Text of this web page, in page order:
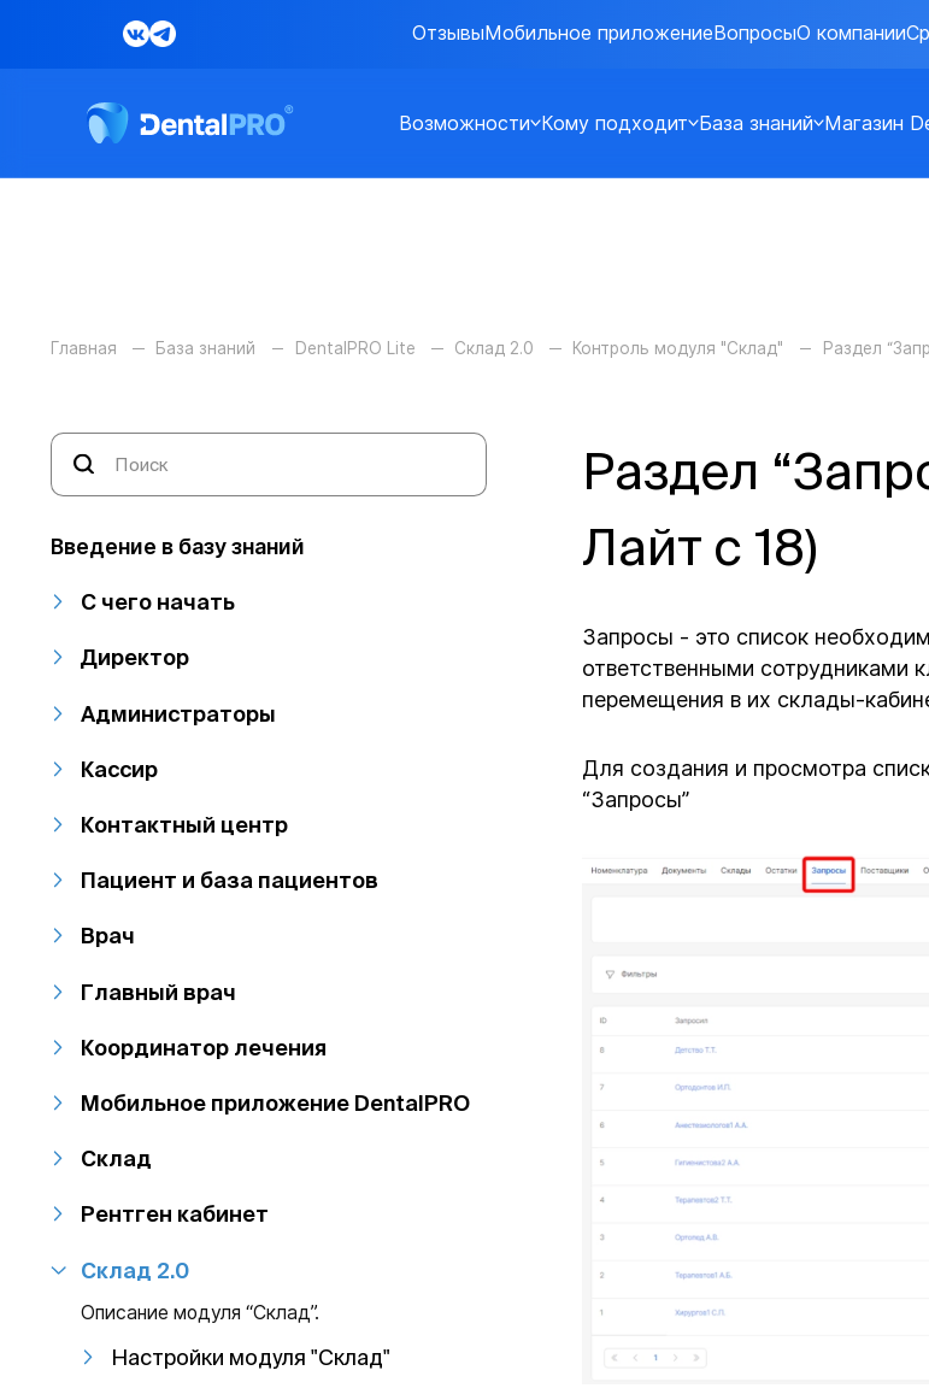
ОтзывыМобильное приложениеВопросыО компании
Возможности Кому подходит База знаний Магазин
Главная База знаний DentalPRO Lite Склад 2.0 Контроль модуля "Склад" Раздел
Введение в базу знаний
С чего начать
Директор
Администраторы
Кассир
Контактный центр
Пациент и база пациентов
Врач
Главный врач
Координатор лечения
Мобильное приложение DentalPRO
Склад
Рентген кабинет
Склад 2.0
Описание модуля “Склад”.
Настройки модуля "Склад"
Раздел
Лайт с 18)
Запросы - это список
ответственными сотрудниками
перемещения в их склады-
Для создания и просмотра
“Запросы”